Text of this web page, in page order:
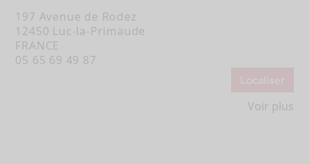
197 Avenue de Rodez
12450 Luc-la-Primaude
FRANCE
05 65 69 49 87
Voir plus